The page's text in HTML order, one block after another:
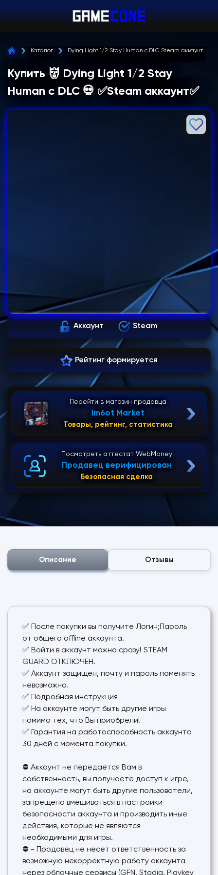
Каталог Dying Light 1/2 Stay Human c DLC Steam аккаунт
Купить 👹 Dying Light 1/2 Stay
Human c DLC 💀 ✅Steam аккаунт✅
Аккаунт Steam
Рейтинг формируется
Перейти в магазин продавца
Im6ot Market
Товары, рейтинг, статистика
Посмотреть аттестат WebMoney
Продавец верифицирован
Безопасная сделка
Описание Отзывы
✅ После покупки вы получите Логин;Пароль
от общего offline аккаунта.
✅ Войти в аккаунт можно сразу! STEAM
GUARD ОТКЛЮЧЕН.
✅ Аккаунт защищен, почту и пароль поменять
невозможно.
✅ Подробная инструкция
✅ На аккаунте могут быть другие игры
помимо тех, что Вы приобрели!
✅ Гарантия на работоспособность аккаунта
30 дней с момента покупки.
⛔ Аккаунт не передаётся Вам в
собственность, вы получаете доступ к игре,
на аккаунте могут быть другие пользователи,
запрещено вмешиваться в настройки
безопасности аккаунта и производить иные
действия, которые не являются
необходимыми для игры.
⛔ - Продавец не несёт ответственность за
возможную некорректную работу аккаунта
через облачные сервисы (GFN, Stadia, Playkey